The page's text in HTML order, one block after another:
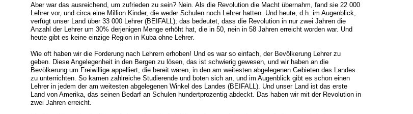
Aber war das ausreichend, um zufrieden zu sein? Nein. Als die Revolution die Macht übernahm, fand sie 22 000
Lehrer vor, und circa eine Million Kinder, die weder Schulen noch Lehrer hatten. Und heute, d.h. im Augenblick,
verfügt unser Land über 33 000 Lehrer (BEIFALL); das bedeutet, dass die Revolution in nur zwei Jahren die
Anzahl der Lehrer um 30% derjenigen Menge erhöht hat, die in 50, nein in 58 Jahren erreicht worden war. Und
heute gibt es keine einzige Region in Kuba ohne Lehrer.
Wie oft haben wir die Forderung nach Lehrern erhoben! Und es war so einfach, der Bevölkerung Lehrer zu
geben. Diese Angelegenheit in den Bergen zu lösen, das ist schwierig gewesen, und wir haben an die
Bevölkerung um Freiwillige appelliert, die bereit wären, in den am weitesten abgelegenen Gebieten des Landes
zu unterrichten. So kamen zahlreiche Studierende und boten sich an, und im Augenblick gibt es schon einen
Lehrer in jedem der am weitesten abgelegenen Winkel des Landes (BEIFALL). Und unser Land ist das erste
Land von Amerika, das seinen Bedarf an Schulen hundertprozentig abdeckt. Das haben wir mit der Revolution in
zwei Jahren erreicht.